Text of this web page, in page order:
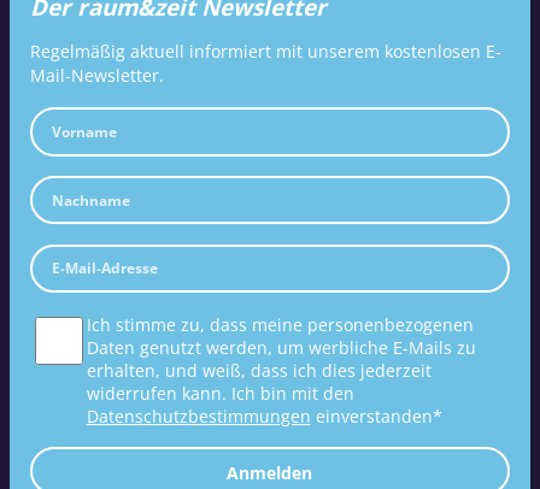
Der raum&zeit Newsletter
Regelmäßig aktuell informiert mit unserem kostenlosen E-
Mail-Newsletter.
Ich stimme zu, dass meine personenbezogenen
Daten genutzt werden, um werbliche E-Mails zu
erhalten, und weiß, dass ich dies jederzeit
widerrufen kann. Ich bin mit den
Datenschutzbestimmungen einverstanden*
Anmelden